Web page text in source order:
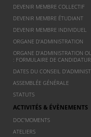
DEVENIR MEMBRE COLLECTIF
DEVENIR MEMBRE ÉTUDIANT
DEVENIR MEMBRE INDIVIDUEL
ORGANE D’ADMINISTRATION
ORGANE D’ADMINISTRATION
: FORMULAIRE DE
DATES DU CONSEIL
ASSEMBLÉE GÉNÉRALE
STATUTS
ACTIVITÉS & ÉVÈNEMENTS
DOC’MOMENTS
ATELIERS